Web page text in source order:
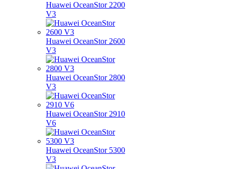
Huawei OceanStor 2200
V3
Huawei OceanStor 2600
V3
Huawei OceanStor 2800
V3
Huawei OceanStor 2910
V6
Huawei OceanStor 5300
V3